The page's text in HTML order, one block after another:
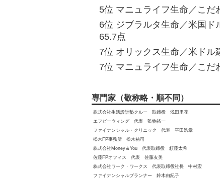
5位 マニュライフ生命／こだ
6位 ジブラルタ生命／米国ド
65.7点
7位 オリックス生命／米ドル
7位 マニュライフ生命／こだ
専門家（敬称略・順不同）
株式会社生活設計塾クルー 取締役 浅田里花
エフピーウィング 代表 監物裕一
ファイナンシャル・クリニック 代表 平田浩章
松木FP事務所 松木祐司
株式会社Money＆You 代表取締役 頼藤太希
佐藤FPオフィス 代表 佐藤友美
株式会社ワーク・ワークス 代表取締役社長 中村宏
ファイナンシャルプランナー 鈴木由紀子